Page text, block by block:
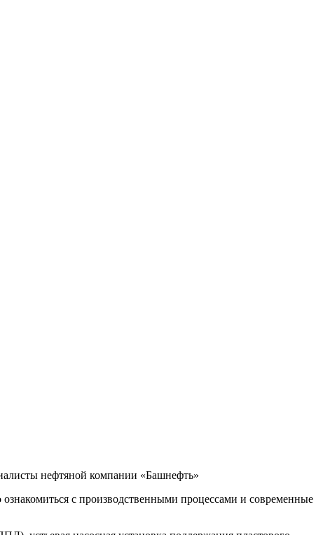
нефтяной компании «Башнефть»
с производственными процессами и современные